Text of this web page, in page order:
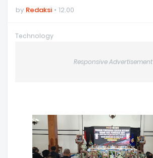
by Redaksi 12.00
Technology
Responsive Advertisement